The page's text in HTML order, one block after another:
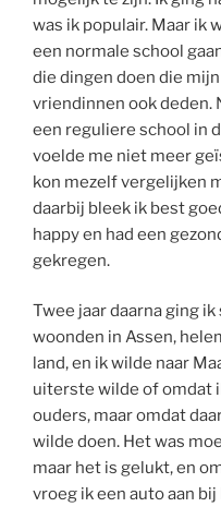
was ik populair. Maar ik
een normale school
die dingen doen die
vriendinnen ook deden.
een reguliere school in
voelde me niet meer
kon mezelf vergelijken
daarbij bleek ik best
happy en had een
gekregen.
Twee jaar daarna ging
woonden in Assen,
land, en ik wilde naar
uiterste wilde of omdat
ouders, maar omdat
wilde doen. Het was
maar het is gelukt, en
vroeg ik een auto aan